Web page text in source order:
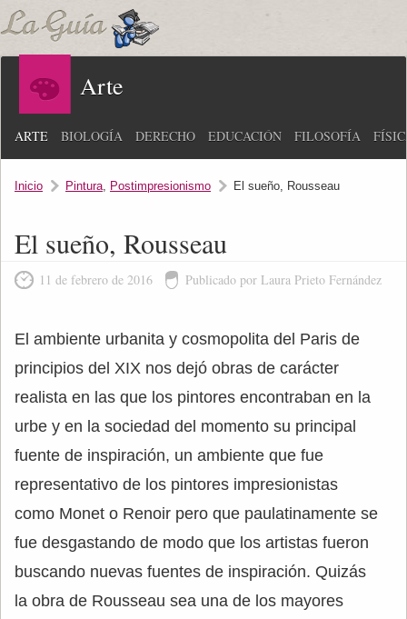
Arte
ARTE BIOLOGÍA DERECHO EDUCACIÓN FILOSOFÍA
Inicio Pintura, Postimpresionismo El sueño, Rousseau
El sueño, Rousseau
11 de febrero de 2016 Publicado por Laura Prieto Fernández
El ambiente urbanita y cosmopolita del Paris de
principios del XIX nos dejó obras de carácter
realista en las que los pintores encontraban en la
urbe y en la sociedad del momento su principal
fuente de inspiración, un ambiente que fue
representativo de los pintores impresionistas
como Monet o Renoir pero que paulatinamente se
fue desgastando de modo que los artistas fueron
buscando nuevas fuentes de inspiración. Quizás
la obra de Rousseau sea una de los mayores